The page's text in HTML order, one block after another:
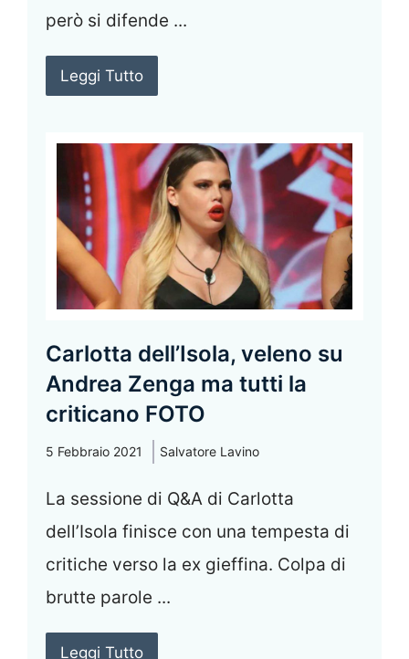
però si difende ...
Leggi Tutto
Carlotta dell’Isola, veleno su
Andrea Zenga ma tutti la
criticano FOTO
5 Febbraio 2021 Salvatore Lavino
La sessione di Q&A di Carlotta
dell’Isola finisce con una tempesta di
critiche verso la ex gieffina. Colpa di
brutte parole ...
Leggi Tutto